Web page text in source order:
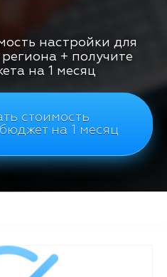
настройки для
+ получите
на 1 месяц
стоимость
на 1 месяц